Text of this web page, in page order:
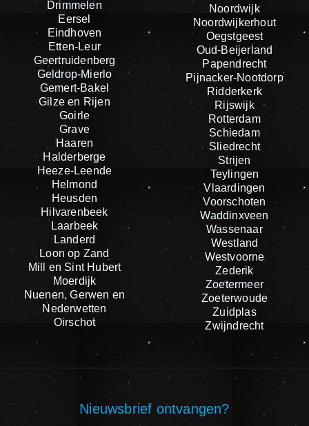
Drimmelen
Eersel
Eindhoven
Etten-Leur
Geertruidenberg
Geldrop-Mierlo
Gemert-Bakel
Gilze en Rijen
Goirle
Grave
Haaren
Halderberge
Heeze-Leende
Helmond
Heusden
Hilvarenbeek
Laarbeek
Landerd
Loon op Zand
Mill en Sint Hubert
Moerdijk
Nuenen, Gerwen en
Nederwetten
Oirschot
Noordwijk
Noordwijkerhout
Oegstgeest
Oud-Beijerland
Papendrecht
Pijnacker-Nootdorp
Ridderkerk
Rijswijk
Rotterdam
Schiedam
Sliedrecht
Strijen
Teylingen
Vlaardingen
Voorschoten
Waddinxveen
Wassenaar
Westland
Westvoorne
Zederik
Zoetermeer
Zoeterwoude
Zuidplas
Zwijndrecht
Nieuwsbrief ontvangen?